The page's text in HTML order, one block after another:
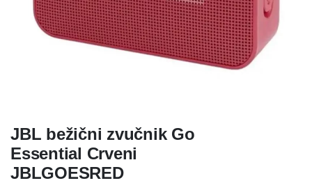
JBL bežični zvučnik Go
Essential Crveni
JBLGOESRED